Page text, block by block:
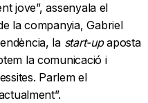
jove”, assenyala el
la companyia, Gabriel
la start-upaposta
la comunicació i
Parlem el